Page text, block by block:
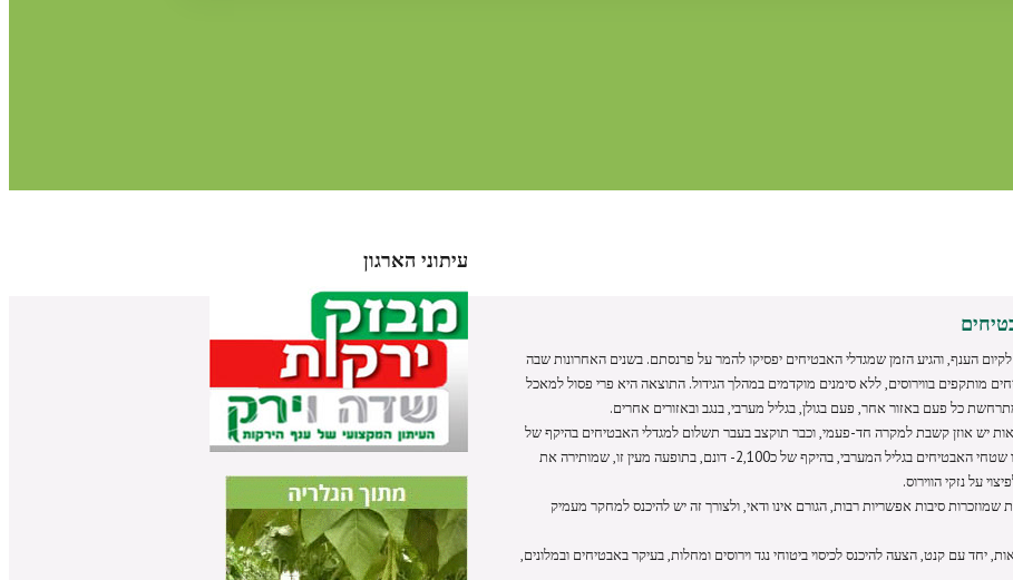
לקיום הענף, והגיע הזמן שמגדלי האבטיחים יפסיקו להמר על פרנסתם. בשנים האחרונות שבה
מותקפים בווירוסים, ללא סימנים מוקדמים במהלך הגידול. התוצאה היא פרי פסול למאכל
כל פעם באזור אחר, פעם בגולן, בגליל מערבי, בנגב ובאזורים אחרים.
יש אוזן קשבת למקרה חד-פעמי, וכבר תוקצב בעבר תשלום למגדלי האבטיחים בהיקף של
כ4- מיליוני ש"ח. אולם שוב, בימים אלה נתקפו שטחי האבטיחים בגליל המערבי, בהיקף של כ2,100- דונם, בתופעה מעין זו, שמותירה את
על נזקי הווירוס.
סיבות אפשריות רבות, הגורם אינו ודאי, ולצורך זה יש להיכנס למחקר מעמיק
יחד עם קנט, הצעה להיכנס לכיסוי ביטוחי נגד וירוסים ומחלות, בעיקר באבטיחים ובמלונים,
עיתוני הארגון